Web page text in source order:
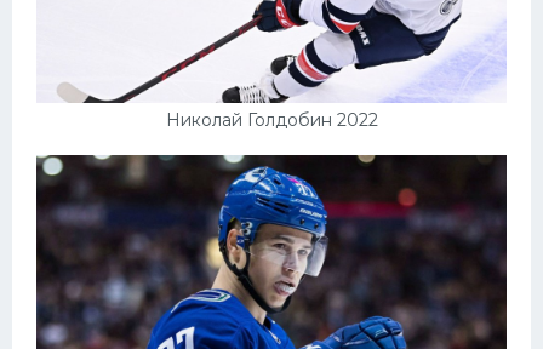
Николай Голдобин 2022